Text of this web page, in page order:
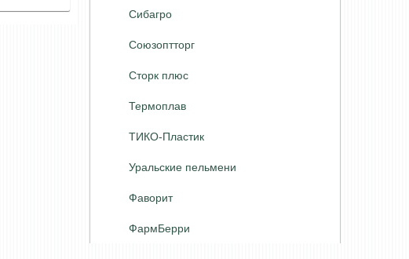
Сибагро
Союзоптторг
Сторк плюс
Термоплав
ТИКО-Пластик
Уральские пельмени
Фаворит
ФармБерри